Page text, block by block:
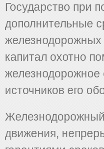
Государство при
дополнительные
капитал охотно
железнодорожное
источников его
Железнодорожный
движения,